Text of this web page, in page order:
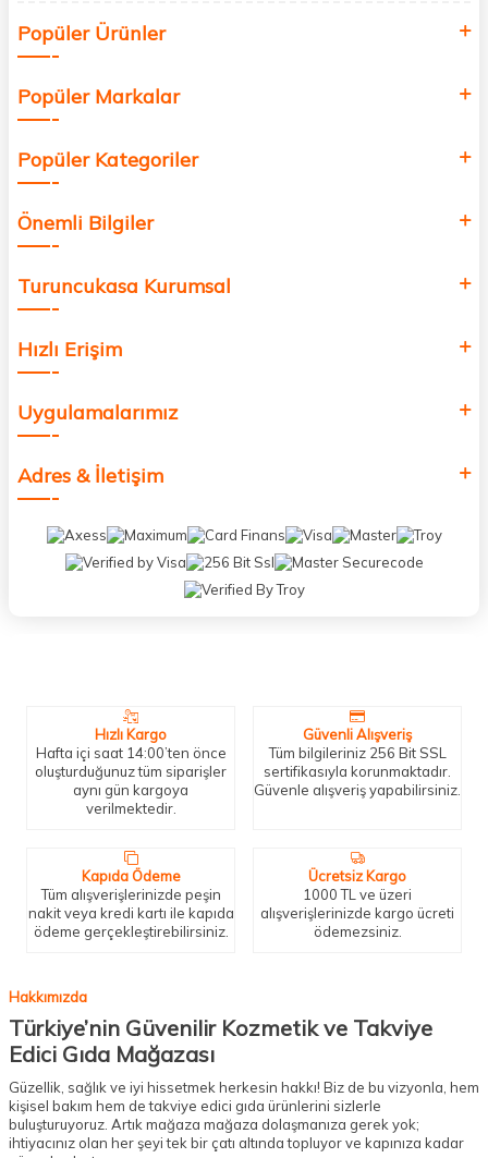
değer katmak için bize katılın!
Popüler Ürünler
Popüler Markalar
Popüler Kategoriler
Önemli Bilgiler
Turuncukasa Kurumsal
Hızlı Erişim
Uygulamalarımız
Adres & İletişim
Hızlı Kargo
Hafta içi saat 14:00’ten önce
oluşturduğunuz tüm siparişler
aynı gün kargoya
verilmektedir.
Güvenli Alışveriş
Tüm bilgileriniz 256 Bit SSL
sertifikasıyla korunmaktadır.
Güvenle alışveriş yapabilirsiniz.
Kapıda Ödeme
Tüm alışverişlerinizde peşin
nakit veya kredi kartı ile kapıda
ödeme gerçekleştirebilirsiniz.
Ücretsiz Kargo
1000 TL ve üzeri
alışverişlerinizde kargo ücreti
ödemezsiniz.
Hakkımızda
Türkiye’nin Güvenilir Kozmetik ve Takviye
Edici Gıda Mağazası
Güzellik, sağlık ve iyi hissetmek herkesin hakkı! Biz de bu vizyonla, hem
kişisel bakım hem de takviye edici gıda ürünlerini sizlerle
buluşturuyoruz. Artık mağaza mağaza dolaşmanıza gerek yok;
ihtiyacınız olan her şeyi tek bir çatı altında topluyor ve kapınıza kadar